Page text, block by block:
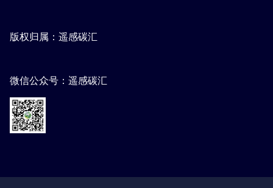
版权归属：遥感碳汇
微信公众号：遥感碳汇